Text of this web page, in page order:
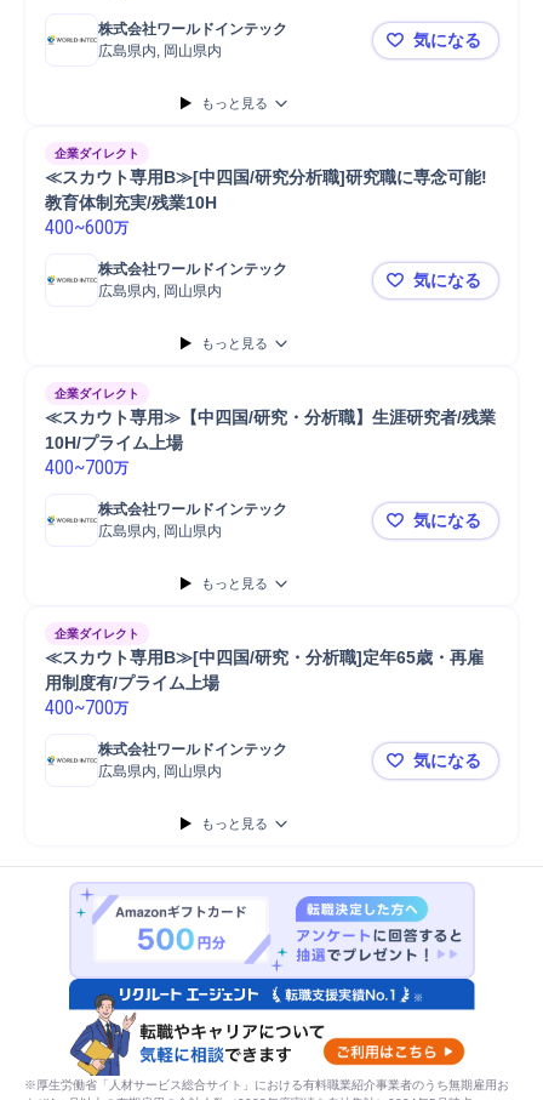
株式会社ワールドインテック
広島県内, 岡山県内
≪スカウト
気になる
もっと見る
企業ダイレクト
≪スカウト専用B≫[中四国/研究分析職]研究職に専念可能!
教育体制充実/残業10H
400~600万
株式会社ワールドインテック
広島県内, 岡山県内
≪スカウト
気になる
もっと見る
企業ダイレクト
≪スカウト専用≫【中四国/研究・分析職】生涯研究者/残業
10H/プライム上場
400~700万
株式会社ワールドインテック
広島県内, 岡山県内
≪スカウト
気になる
もっと見る
企業ダイレクト
≪スカウト専用B≫[中四国/研究・分析職]定年65歳・再雇
用制度有/プライム上場
400~700万
株式会社ワールドインテック
広島県内, 岡山県内
≪スカウト
気になる
もっと見る
※厚生労働省「人材サービス総合サイト」における有料職業紹介事業者のうち無期雇用お